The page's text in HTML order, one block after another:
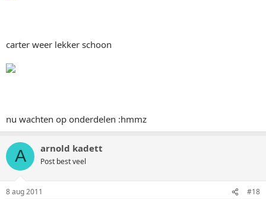
carter weer lekker schoon
nu wachten op onderdelen :hmmz
A arnold kadett
Post best veel
8 aug 2011 #18